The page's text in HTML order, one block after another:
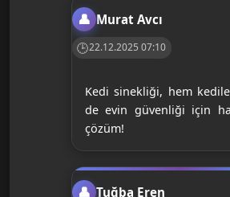
Murat Avcı
22.12.2025 07:10
Kedi sinekliği, hem
de evin güvenliği için
çözüm!
Tuğba Eren